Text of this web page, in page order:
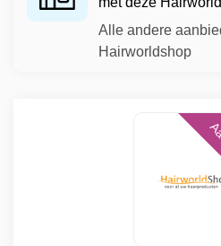
Alle andere
Hairworldshop